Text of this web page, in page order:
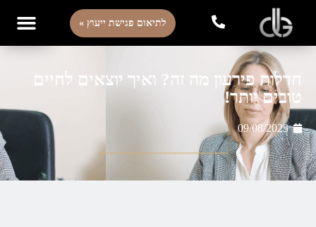
לתיאום פגישת ייעוץ »
חדלות פירעון מה זה? ואיך יוצאים לחיים
טובים יותר!
09/08/2023